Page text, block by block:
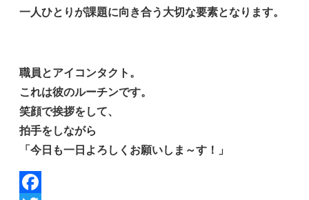
一人ひとりが課題に向き合う大切な要素となります。
職員とアイコンタクト。
これは彼のルーチンです。
笑顔で挨拶をして、
拍手をしながら
「今日も一日よろしくお願いしま～す！」